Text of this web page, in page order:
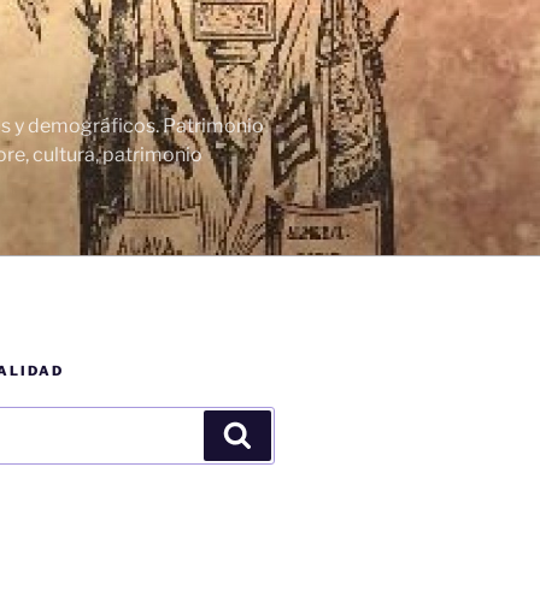
y demográficos. Patrimonio
cultura, patrimonio